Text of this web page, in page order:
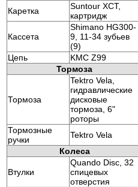
Каретка
Suntour XCT,
картридж
Кассета
Shimano HG300-
9, 11-34 зубьев
(9)
Цепь
KMC Z99
Тормоза
Тормоза
Tektro Vela,
гидравлические
дисковые
тормоза, 6"
роторы
Тормозные
ручки
Tektro Vela
Колеса
Втулки
Quando Disc, 32
спицевых
отверстия